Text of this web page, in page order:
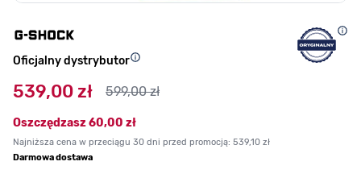
Oficjalny dystrybutor
539,00 zł 599,00 zł
Oszczędzasz60,00 zł
Najniższa cena w przeciągu 30 dni przed promocją: 539,10 zł
Darmowa dostawa